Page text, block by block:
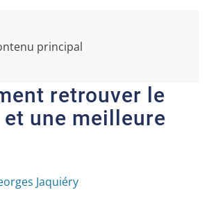
principal
retrouver le
et une meilleure
Jaquiéry